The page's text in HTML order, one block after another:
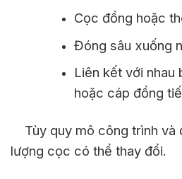
Cọc đồng hoặc
Đóng sâu xuống
Liên kết với nhau
hoặc cáp đồng
Tùy quy mô công trình và
lượng cọc có thể thay đổi.